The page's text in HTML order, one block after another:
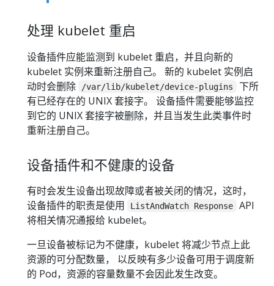
处理 kubelet 重启
设备插件应能监测到 kubelet 重启，并且向新的
kubelet 实例来重新注册自己。 新的 kubelet 实例启
动时会删除
/var/lib/kubelet/device-plugins
下所
有已经存在的 UNIX 套接字。 设备插件需要能够监控
到它的 UNIX 套接字被删除，并且当发生此类事件时
重新注册自己。
设备插件和不健康的设备
有时会发生设备出现故障或者被关闭的情况，这时，
设备插件的职责是使用
ListAndWatch Response
API
将相关情况通报给 kubelet。
一旦设备被标记为不健康，kubelet 将减少节点上此
资源的可分配数量， 以反映有多少设备可用于调度新
的 Pod，资源的容量数量不会因此发生改变。